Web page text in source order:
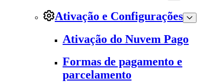
Ativação e Configurações
Ativação do Nuvem Pago
Formas de pagamento e
parcelamento